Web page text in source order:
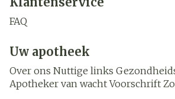
FAQ
Uw apotheek
Over ons Nuttige links
Apotheker van wacht Voorschrift